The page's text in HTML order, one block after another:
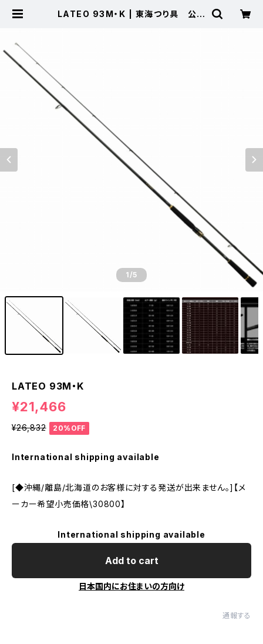
LATEO 93M・K | 東海つり具 公式
1/5
LATEO 93M・K
¥21,466
¥26,832 20%OFF
International shipping available
[◆沖縄/離島/北海道のお客様に対する発送が出来ません。]【メ
ーカー希望小売価格\30800】
International shipping available
Add to cart
日本国内にお住まいの方向け
通報する